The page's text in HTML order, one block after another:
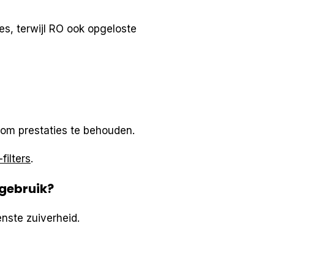
terwijl RO ook opgeloste
prestaties te behouden.
filters.
zuiverheid.